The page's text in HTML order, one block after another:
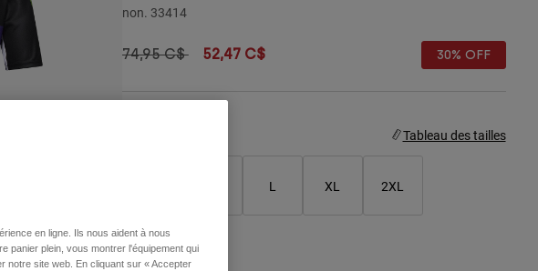
non. 33414
Price reduced from
74,95 C$to52,47 C$ 30% OFF
Tableau des tailles
L XL 2XL
Color -Noir
en ligne. Ils nous aident à nous
panier plein, vous montrer l'équipement qui
notre site web. En cliquant sur « Accepter